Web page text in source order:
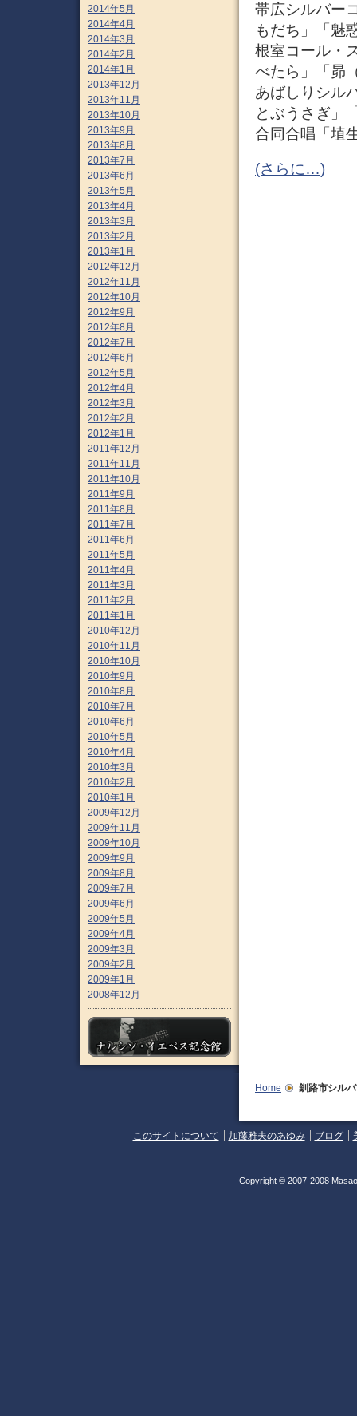
帯広シルバー
もだち」「魅
根室コール・
べたら」「昴
あばしりシル
とぶうさぎ」
合同合唱「埴
(さらに…)
2014年5月
2014年4月
2014年3月
2014年2月
2014年1月
2013年12月
2013年11月
2013年10月
2013年9月
2013年8月
2013年7月
2013年6月
2013年5月
2013年4月
2013年3月
2013年2月
2013年1月
2012年12月
2012年11月
2012年10月
2012年9月
2012年8月
2012年7月
2012年6月
2012年5月
2012年4月
2012年3月
2012年2月
2012年1月
2011年12月
2011年11月
2011年10月
2011年9月
2011年8月
2011年7月
2011年6月
2011年5月
2011年4月
2011年3月
2011年2月
2011年1月
2010年12月
2010年11月
2010年10月
2010年9月
2010年8月
2010年7月
2010年6月
2010年5月
2010年4月
2010年3月
2010年2月
2010年1月
2009年12月
2009年11月
2009年10月
2009年9月
2009年8月
2009年7月
2009年6月
2009年5月
2009年4月
2009年3月
2009年2月
2009年1月
2008年12月
Home 釧路市シル
このサイトについて 加藤雅夫のあゆみ ブログ
Copyright © 2007-2008